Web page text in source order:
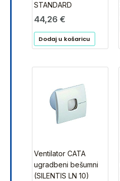
STANDARD
44,26 €
Dodaj u košaricu
Ventilator CATA
ugradbeni bešumni
(SILENTIS LN 10)